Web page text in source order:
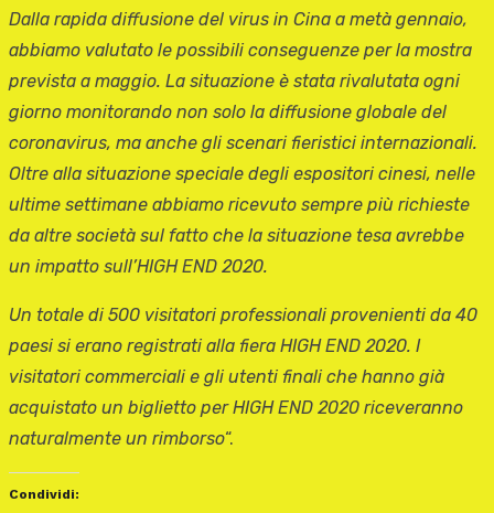
Dalla rapida diffusione del virus in Cina a metà gennaio,
abbiamo valutato le possibili conseguenze per la mostra
prevista a maggio. La situazione è stata rivalutata ogni
giorno monitorando non solo la diffusione globale del
coronavirus, ma anche gli scenari fieristici internazionali.
Oltre alla situazione speciale degli espositori cinesi, nelle
ultime settimane abbiamo ricevuto sempre più richieste
da altre società sul fatto che la situazione tesa avrebbe
un impatto sull’HIGH END 2020.
Un totale di 500 visitatori professionali provenienti da 40
paesi si erano registrati alla fiera HIGH END 2020. I
visitatori commerciali e gli utenti finali che hanno già
acquistato un biglietto per HIGH END 2020 riceveranno
naturalmente un rimborso“.
Condividi: